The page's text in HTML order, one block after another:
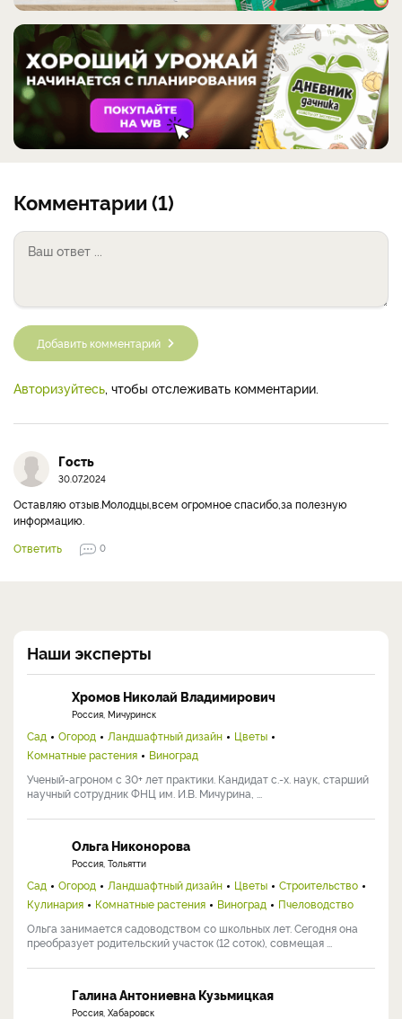
Комментарии (1)
Добавить комментарий
Авторизуйтесь, чтобы отслеживать комментарии.
Гость
30.07.2024
Оставляю отзыв.Молодцы,всем огромное спасибо,за полезную
информацию.
Ответить
0
Наши эксперты
Хромов Николай Владимирович
Россия, Мичуринск
Сад Огород Ландшафтный дизайн
Цветы
Комнатные растения
Виноград
Ученый-агроном с 30+ лет практики. Кандидат с.-х. наук, старший
научный сотрудник ФНЦ им. И.В. Мичурина, ...
Ольга Никонорова
Россия, Тольятти
Сад Огород Ландшафтный дизайн Цветы
Строительство
Кулинария
Комнатные растения Виноград
Пчеловодство
Ольга занимается садоводством со школьных лет. Сегодня она
преобразует родительский участок (12 соток), совмещая ...
Галина Антониевна Кузьмицкая
Россия, Хабаровск